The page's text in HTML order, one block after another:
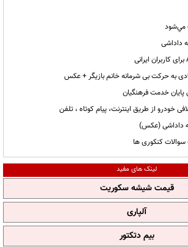
مي‌شود
داداشی
به حرکت بی شرمانه خانم بازیگر + عکس
خودرو از طریق اینترنت، پیام کوتاه ، تلفن
داداشی (عکس)
کنکوری ها
لینک های مفید
قیمت شیشه سکوریت
آلپاری
بیم دتکتور